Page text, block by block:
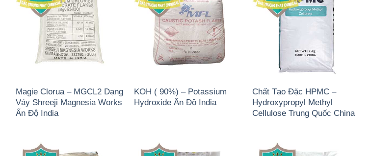
Magie Clorua – MGCL2 Dạng
Vảy Shreeji Magnesia Works
Ấn Độ India
KOH ( 90%) – Potassium
Hydroxide Ấn Độ India
Chất Tạo Đặc HPMC –
Hydroxypropyl Methyl
Cellulose Trung Quốc China